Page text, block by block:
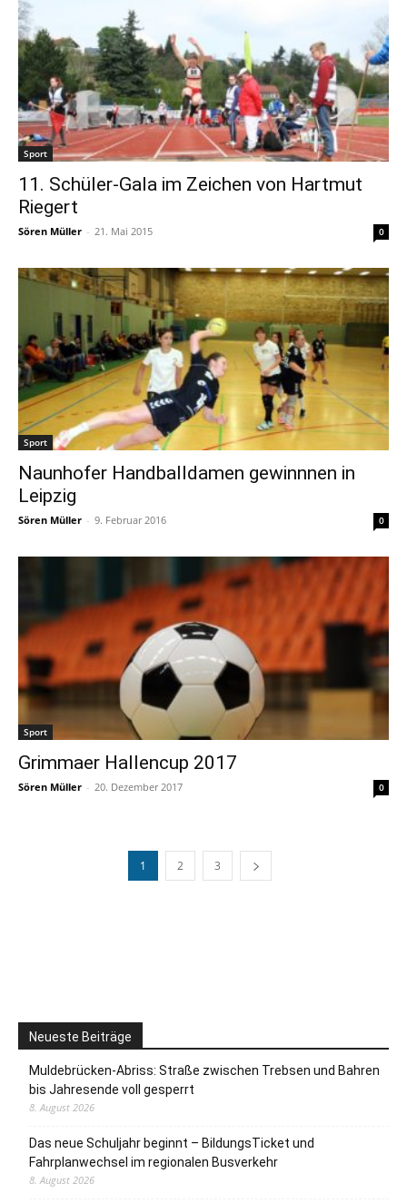
Sport
11. Schüler-Gala im Zeichen von Hartmut
Riegert
Sören Müller - 21. Mai 2015 0
Sport
Naunhofer Handballdamen gewinnnen in
Leipzig
Sören Müller - 9. Februar 2016 0
Sport
Grimmaer Hallencup 2017
Sören Müller - 20. Dezember 2017 0
1 2 3
Neueste Beiträge
Muldebrücken-Abriss: Straße zwischen Trebsen und Bahren
bis Jahresende voll gesperrt
8. August 2026
Das neue Schuljahr beginnt – BildungsTicket und
Fahrplanwechsel im regionalen Busverkehr
8. August 2026